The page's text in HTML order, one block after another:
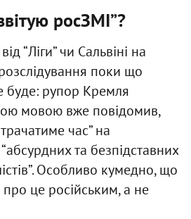
росЗМІ”?
“Ліги” чи Сальвіні на
поки що
буде: рупор Кремля
мовою вже повідомив,
час” на
та безпідставних
Особливо кумедно, що
про це російським, а не